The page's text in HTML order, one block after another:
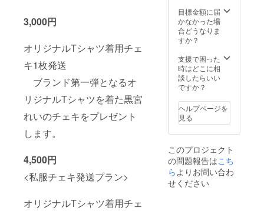
3,000円
オリジナルTシャツ着用チェ
キ1枚発送
ブランド第一弾となるオ
リジナルTシャツを着た黒宮
れいのチェキをプレゼント
します。
4,500円
<私服チェキ発送プラン>
オリジナルTシャツ着用チェ
は古着を黒宮の
センスで選びま
す この300,000
円のプランお申
た方で、先行イ
ベントに来れな
い場合は、服と
ご一緒にリター
時に手渡しとし
ているTシャツや
原画の発送も承
ります。 ・T
シャツのサイズ
等について 今回
制作予定のオリ
ジナルブランドT
シャツですが長
袖のロングTシャ
目標金額に届
かなかった場
合どうなりま
すか？
支援で困った
時はどこに相
談したらいい
ですか？
ヘルプページを
見る
このプロジェクト
の問題報告はこち
らよりお問い合わ
せください